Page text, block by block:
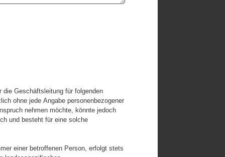
die Geschäftsleitung für folgenden
ohne jede Angabe personenbezogener
nehmen möchte, könnte jedoch
und besteht für eine solche
einer betroffenen Person, erfolgt stets